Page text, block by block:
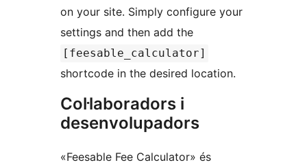
on your site. Simply configure your
settings and then add the
[feesable_calculator]
shortcode in the desired location.
Col·laboradors i
desenvolupadors
«Feesable Fee Calculator» és